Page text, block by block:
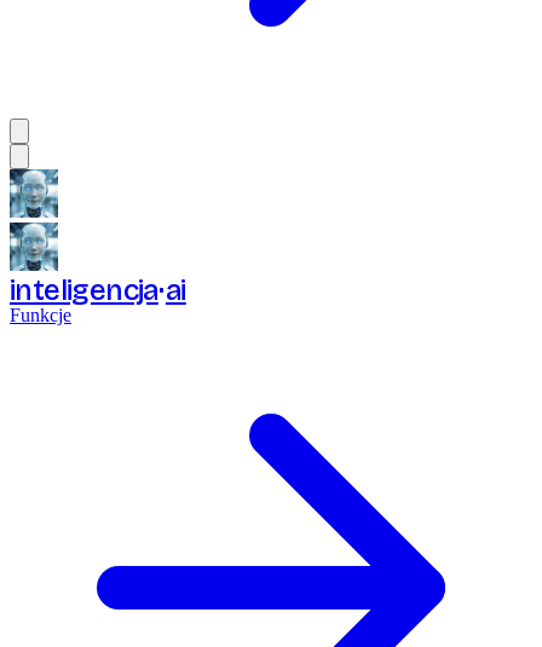
inteligencja ai
Funkcje